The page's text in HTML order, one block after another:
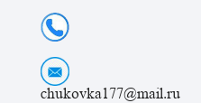
chukovka177@mail.ru